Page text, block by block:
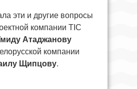
эти и другие вопросы
компании TIC
Атаджанову
компании
Щипцову.